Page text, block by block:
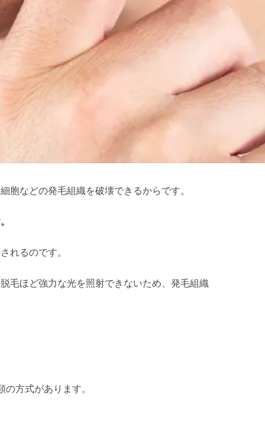
胞などの発毛組織を破壊できるからです。
れるのです。
毛ほど強力な光を照射できないため、発毛組織
の方式があります。